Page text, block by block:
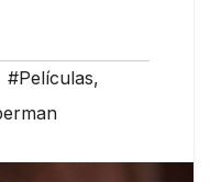
#Películas,